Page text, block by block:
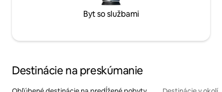
Byt so službami
Destinácie na preskúmanie